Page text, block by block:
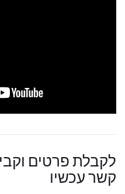
לקבלת פרטים
קשר עכשיו